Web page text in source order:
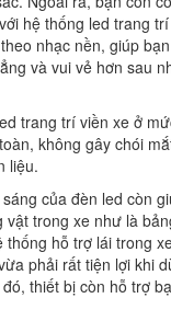
hệ thống led trang
nhạc nền, giúp
và vui vẻ hơn sau
trang trí viền xe ở
không gây chói
liệu.
của đèn led còn
vật trong xe như là
thống hỗ trợ lái trong
phải rất tiện lợi khi
thiết bị còn hỗ trợ